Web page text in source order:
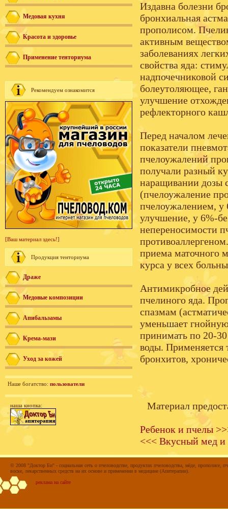
Медовая кухня
Красота и здоровье
Применение тенториума
Рекомендуем ознакомится
[Ваш материал здесь!]
Продукция тенториума
Драже
Медовые композиции
Апибальзамы
Крема-мази
Уход за кожей
Наше богатство: пользователи
наша кнопка:
Издавна болезни
бронхиальная
прополисом.
активным
заболеваниях
свойства яда:
надпочечниковой
болеутоляющее,
улучшение
рефлекторного
Перед началом
показатели
пчелоужалений
получали разный
наращивании дозы
(пчелоужаление
пчелоужалением, у
улучшение, у 6%-
непереносимости
приема маточного
курса у всех
Антимикробное
пчелиного яда.
спазмам
уменьшает
принимать по 20-30
воды. Применяется
бронхитов,
Материал
Ребенок и пчелы
<<< Вкусный мед и
© 2008 "Доктор Би" - социальная сеть о пчеловодстве, продуктах пчеловодства, мёде, прополисе,
воске, лекарственных средств на их основе и применении в медицине (Апитерапии).
реклама на сайте